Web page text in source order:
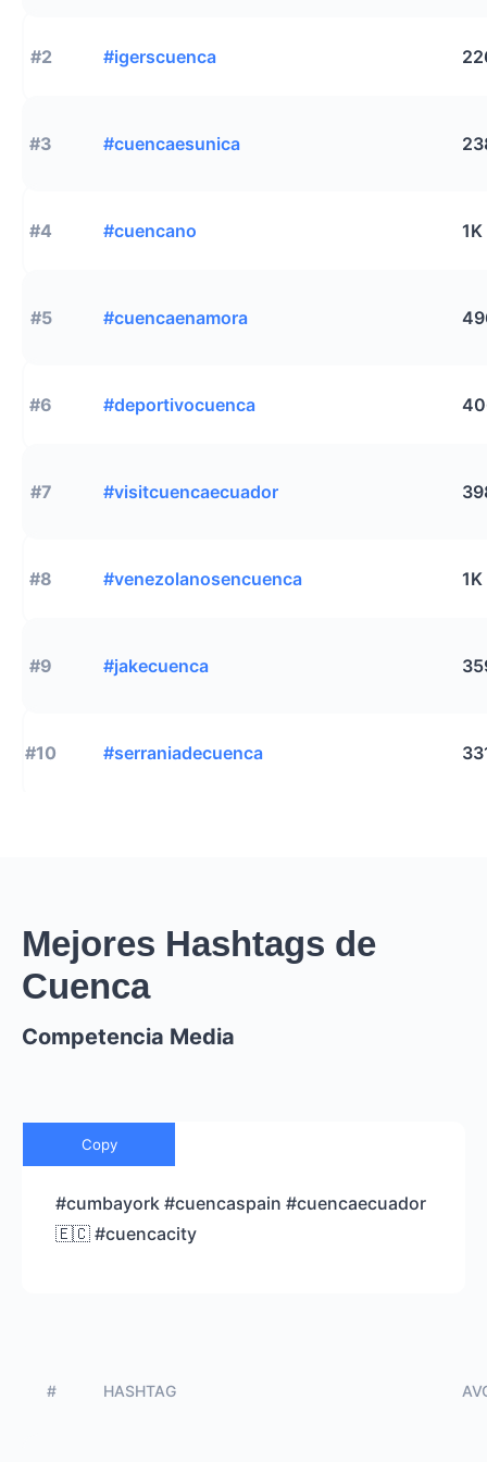
#2 #igerscuenca
#3 #cuencaesunica
#4 #cuencano 1K
#5 #cuencaenamora
#6 #deportivocuenca
#7 #visitcuencaecuador
#8 #venezolanosencuenca 1K
#9 #jakecuenca
#10 #serraniadecuenca
Mejores Hashtags de
Cuenca
Competencia Media
Copy
#cumbayork #cuencaspain #cuencaecuador
🇪🇨 #cuencacity
# HASHTAG